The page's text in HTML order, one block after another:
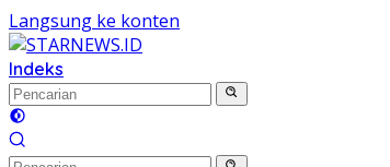
Langsung ke konten
Indeks